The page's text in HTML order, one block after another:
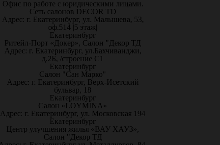
Офис по работе с юридическими лицами.
Сеть салонов DECOR TD
Адрес: г. Екатеринбург, ул. Малышева, 53,
оф.514 |5 этаж|
Екатеринбург
Ритейл-Порт «Докер», Салон "Декор ТД
Адрес: г. Екатеринбург, ул.Бахчиванджи,
д.2Б, /строение С1
Екатеринбург
Салон "Сан Марко"
Адрес: г. Екатеринбург, Верх-Исетский
бульвар, 18
Екатеринбург
Салон «LOYMINA»
Адрес: г. Екатеринбург, ул. Московская 194
Екатеринбург
Центр улучшения жилья «ВАУ ХАУЗ»,
Салон "Декор ТД